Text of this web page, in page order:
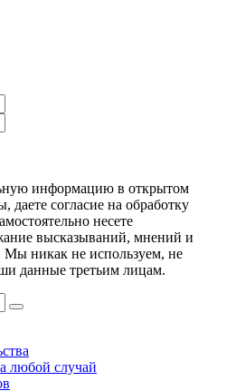
информацию в открытом
даете согласие на обработку
несете
высказываний, мнений и
Мы никак не используем, не
данные третьим лицам.
любой случай